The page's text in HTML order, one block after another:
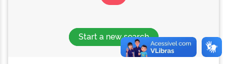
Start a new search